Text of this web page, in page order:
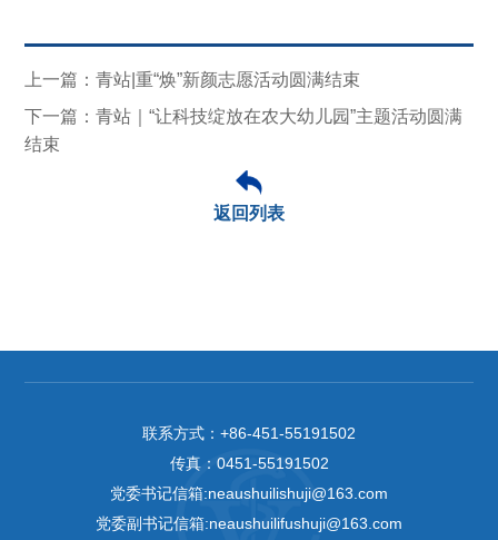
上一篇：青站|重“焕”新颜志愿活动圆满结束
下一篇：青站｜“让科技绽放在农大幼儿园”主题活动圆满
结束
返回列表
联系方式： +86-451-55191502
传真： 0451-55191502
党委书记信箱:neaushuilishuji@163.com
党委副书记信箱:neaushuilifushuji@163.com